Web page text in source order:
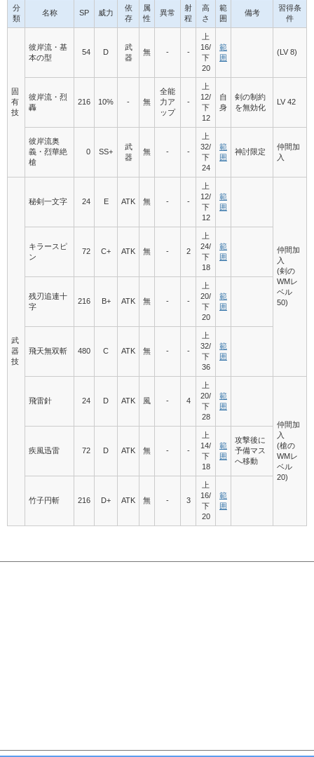
分
類
名称 SP 威力
依
存
属
性
異常
射
程
高
さ
範
囲
備考
習得条
件
固
有
技
彼岸流・基
本の型
54 D
武
器
無 - -
上
16/
下
20
範
囲
(LV 8)
彼岸流・烈
轟
216 10% - 無
全能
力ア
ップ
-
上
12/
下
12
自
身
剣の制約
を無効化
LV 42
彼岸流奥
義・烈華絶
槍
0 SS+
武
器
無 - -
上
32/
下
24
範
囲
神討限定
仲間加
入
武
器
技
秘剣一文字 24 E ATK 無 - -
上
12/
下
12
範
囲
仲間加
入
(剣の
WMレ
ベル
50)
キラースピ
ン
72 C+ ATK 無 - 2
上
24/
下
18
範
囲
残刃追連十
字
216 B+ ATK 無 - -
上
20/
下
20
範
囲
飛天無双斬 480 C ATK 無 - -
上
32/
下
36
範
囲
飛雷針 24 D ATK 風 - 4
上
20/
下
28
範
囲
仲間加
入
(槍の
WMレ
ベル
20)
疾風迅雷 72 D ATK 無 - -
上
14/
下
18
範
囲
攻撃後に
予備マス
へ移動
竹子円斬 216 D+ ATK 無 - 3
上
16/
下
20
範
囲